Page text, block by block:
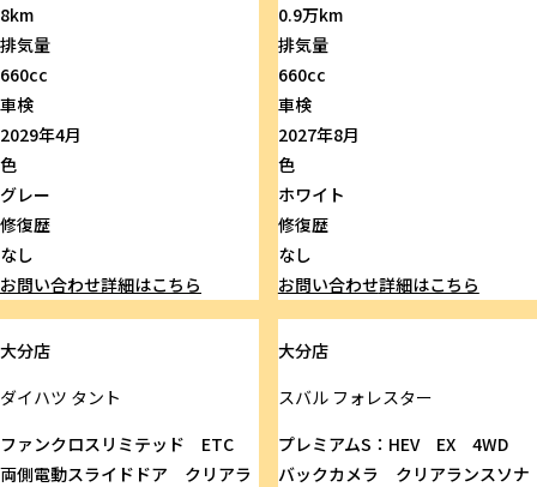
8km
排気量
660cc
車検
2029年4月
色
グレー
修復歴
なし
お問い合わせ詳細はこちら
0.9万km
排気量
660cc
車検
2027年8月
色
ホワイト
修復歴
なし
お問い合わせ詳細はこちら
大分店
ダイハツ タント
ファンクロスリミテッド ETC
両側電動スライドドア クリアラ
大分店
スバルフォレスター
プレミアムS：HEV EX 4WD
バックカメラ クリアランスソナ